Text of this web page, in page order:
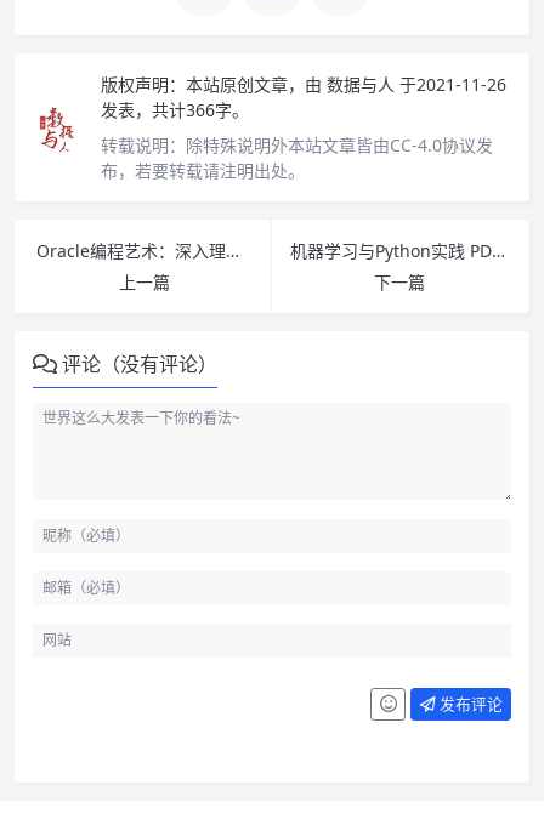
版权声明： 本站原创文章，由 数据与人 于2021-11-26
发表，共计366字。
转载说明： 除特殊说明外本站文章皆由CC-4.0协议发
布，若要转载请注明出处。
Oracle编程艺术：深入理解数据库体系结构（第3版）PDF下载
上一篇
机器学习与Python实践 PDF下载
下一篇
评论（没有评论）
发布评论